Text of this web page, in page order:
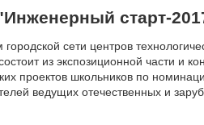
старт-
сети центров
из экспозиционной части и
проектов школьников по
ведущих отечественных и